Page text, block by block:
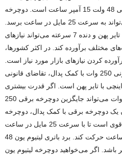
وات مجهز به باتری لیتیوم-یونی 48 ولت 15 آمپر ساعت است. دوچرخه
برقی 20 اینچی با تایر پهن می‌تواند به سرعت 25 مایل در ساعت برسد.
دوچرخه برقی 20 اینچی با تایر پهن و دنده 7 سرعته می‌تواند نیازهای
مختلف برآورده کند. در اکثر کشورها،
وات برای برآورده کردن نیازهای بازار مورد نیاز است.
در اروپا، دوچرخه برقی لیتیوم-یونی 250 وات با کمک پدال، تقاضای قانونی
برای این دوچرخه برقی 20 اینچی با تایر پهن است. اگر قدرت بیشتری
می‌خواهید، دوچرخه برقی 700 وات می‌تواند جایگزین دوچرخه برقی 250
عنوان یک دوچرخه برقی با کمک پدال، دوچرخه
برقی 500 وات به اندازه کافی قوی است تا با سرعت 25 مایل در ساعت
یا 45 کیلومتر در ساعت حرکت کند. برد باتری لیتیوم یون 48V15AH
50 کیلومتر باشد. اگر می‌خواهید دوچرخه لیتیوم یون